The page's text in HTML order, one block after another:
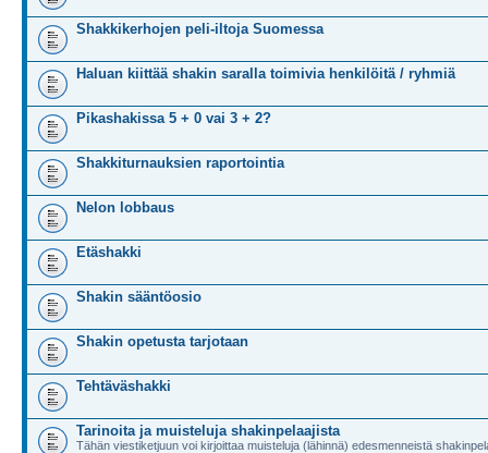
Shakkikerhojen peli-iltoja Suomessa
Haluan kiittää shakin saralla toimivia henkilöitä / ryhmiä
Pikashakissa 5 + 0 vai 3 + 2?
Shakkiturnauksien raportointia
Nelon lobbaus
Etäshakki
Shakin sääntöosio
Shakin opetusta tarjotaan
Tehtäväshakki
Tarinoita ja muisteluja shakinpelaajista
Tähän viestiketjuun voi kirjoittaa muisteluja (lähinnä) edesmenneistä